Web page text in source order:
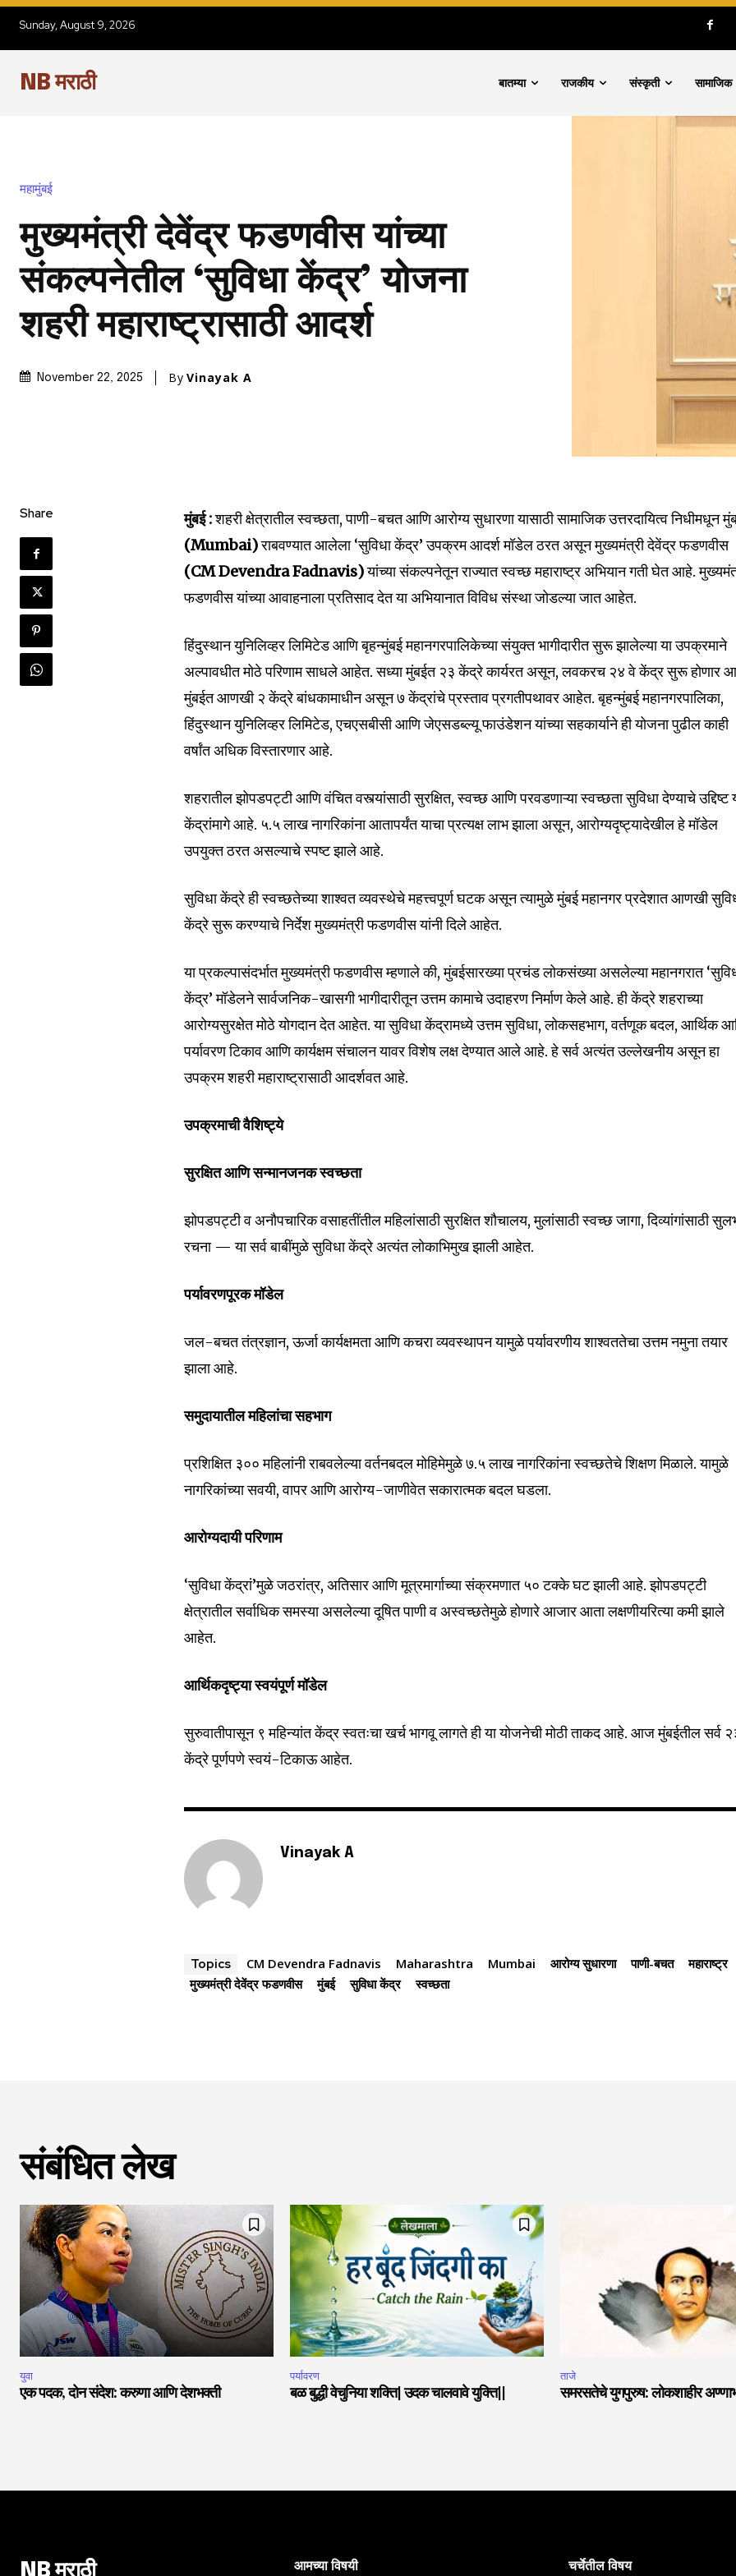
Join our community of
SUBSCRIBERS and be part
of the conversation.
To subscribe, simply enter your email address on our website or click
won't spam your inbox. Your information is safe with us.
6,300
Fans
32,111
Sunday, August 9, 2026
NB मराठी बातम्या राजकीय संस्कृती सामाजिक
महामुंबई
मुख्यमंत्री देवेंद्र फडणवीस यांच्या
संकल्पनेतील ‘सुविधा केंद्र’ योजना
शहरी महाराष्ट्रासाठी आदर्श
November 22, 2025 By Vinayak A
Share मुंबई :शहरी क्षेत्रातील स्वच्छता, पाणी-बचत आणि आरोग्य सुधारणा यासाठी सामाजिक उत्तरदायित्व निधीमधून
(Mumbai)राबवण्यात आलेला ‘सुविधा केंद्र’ उपक्रम आदर्श मॉडेल ठरत असून मुख्यमंत्री देवेंद्र फडणवीस
(CM Devendra Fadnavis)यांच्या संकल्पनेतून राज्यात स्वच्छ महाराष्ट्र अभियान गती घेत आहे.
फडणवीस यांच्या आवाहनाला प्रतिसाद देत या अभियानात विविध संस्था जोडल्या जात आहेत.
हिंदुस्थान युनिलिव्हर लिमिटेड आणि बृहन्मुंबई महानगरपालिकेच्या संयुक्त भागीदारीत सुरू झालेल्या या उपक्रमाने
अल्पावधीत मोठे परिणाम साधले आहेत. सध्या मुंबईत २३ केंद्रे कार्यरत असून, लवकरच २४ वे केंद्र सुरू होणार
मुंबईत आणखी २ केंद्रे बांधकामाधीन असून ७ केंद्रांचे प्रस्ताव प्रगतीपथावर आहेत. बृहन्मुंबई महानगरपालिका,
हिंदुस्थान युनिलिव्हर लिमिटेड, एचएसबीसी आणि जेएसडब्ल्यू फाउंडेशन यांच्या सहकार्याने ही योजना पुढील काही
वर्षांत अधिक विस्तारणार आहे.
शहरातील झोपडपट्टी आणि वंचित वस्त्यांसाठी सुरक्षित, स्वच्छ आणि परवडणाऱ्या स्वच्छता सुविधा देण्याचे उद्दिष्ट
केंद्रांमागे आहे. ५.५ लाख नागरिकांना आतापर्यंत याचा प्रत्यक्ष लाभ झाला असून, आरोग्यदृष्ट्यादेखील हे मॉडेल
उपयुक्त ठरत असल्याचे स्पष्ट झाले आहे.
सुविधा केंद्रे ही स्वच्छतेच्या शाश्वत व्यवस्थेचे महत्त्वपूर्ण घटक असून त्यामुळे मुंबई महानगर प्रदेशात आणखी
केंद्रे सुरू करण्याचे निर्देश मुख्यमंत्री फडणवीस यांनी दिले आहेत.
या प्रकल्पासंदर्भात मुख्यमंत्री फडणवीस म्हणाले की, मुंबईसारख्या प्रचंड लोकसंख्या असलेल्या महानगरात
केंद्र’ मॉडेलने सार्वजनिक-खासगी भागीदारीतून उत्तम कामाचे उदाहरण निर्माण केले आहे. ही केंद्रे शहराच्या
आरोग्यसुरक्षेत मोठे योगदान देत आहेत. या सुविधा केंद्रामध्ये उत्तम सुविधा, लोकसहभाग, वर्तणूक बदल, आर्थिक
पर्यावरण टिकाव आणि कार्यक्षम संचालन यावर विशेष लक्ष देण्यात आले आहे. हे सर्व अत्यंत उल्लेखनीय असून हा
उपक्रम शहरी महाराष्ट्रासाठी आदर्शवत आहे.
उपक्रमाची वैशिष्ट्ये
सुरक्षित आणि सन्मानजनक स्वच्छता
झोपडपट्टी व अनौपचारिक वसाहतींतील महिलांसाठी सुरक्षित शौचालय, मुलांसाठी स्वच्छ जागा, दिव्यांगांसाठी
रचना — या सर्व बाबींमुळे सुविधा केंद्रे अत्यंत लोकाभिमुख झाली आहेत.
पर्यावरणपूरक मॉडेल
जल-बचत तंत्रज्ञान, ऊर्जा कार्यक्षमता आणि कचरा व्यवस्थापन यामुळे पर्यावरणीय शाश्वततेचा उत्तम नमुना तयार
झाला आहे.
समुदायातील महिलांचा सहभाग
प्रशिक्षित ३०० महिलांनी राबवलेल्या वर्तनबदल मोहिमेमुळे ७.५ लाख नागरिकांना स्वच्छतेचे शिक्षण मिळाले. यामुळे
नागरिकांच्या सवयी, वापर आणि आरोग्य-जाणीवेत सकारात्मक बदल घडला.
आरोग्यदायी परिणाम
‘सुविधा केंद्रां’मुळे जठरांत्र, अतिसार आणि मूत्रमार्गाच्या संक्रमणात ५० टक्के घट झाली आहे. झोपडपट्टी
क्षेत्रातील सर्वाधिक समस्या असलेल्या दूषित पाणी व अस्वच्छतेमुळे होणारे आजार आता लक्षणीयरित्या कमी झाले
आहेत.
आर्थिकदृष्ट्या स्वयंपूर्ण मॉडेल
सुरुवातीपासून ९ महिन्यांत केंद्र स्वतःचा खर्च भागवू लागते ही या योजनेची मोठी ताकद आहे. आज मुंबईतील सर्व
केंद्रे पूर्णपणे स्वयं-टिकाऊ आहेत.
Vinayak A
Topics CM Devendra Fadnavis Maharashtra Mumbai आरोग्य सुधारणा पाणी-बचत
महाराष्ट्र
मुख्यमंत्री देवेंद्र फडणवीस
मुंबई सुविधा केंद्र स्वच्छता
संबंधित लेख
युवा
एक पदक, दोन संदेश: करुणा आणि देशभक्ती
पर्यावरण
बळ बुद्धी वेचुनिया शक्ति| उदक चालवावे युक्ति||
ताजे
समरसतेचे युगपुरुष: लोकशाहीर
आमच्या विषयी चर्चेतील विषय